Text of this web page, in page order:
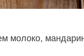
молоко,